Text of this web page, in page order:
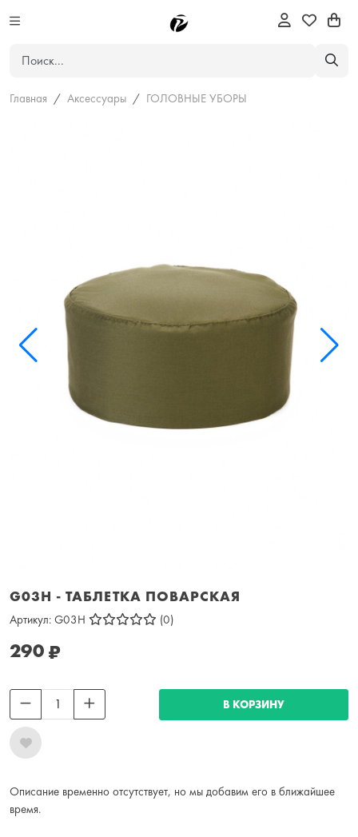
Главная Аксессуары ГОЛОВНЫЕ УБОРЫ
G03H - ТАБЛЕТКА ПОВАРСКАЯ
Артикул: G03H (0)
290₽
В КОРЗИНУ
Описание временно отсутствует, но мы добавим его в ближайшее
время.